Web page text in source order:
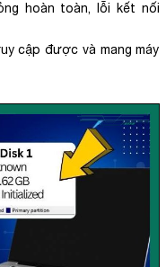
hoàn toàn, lỗi kết nối
cập được và mang máy